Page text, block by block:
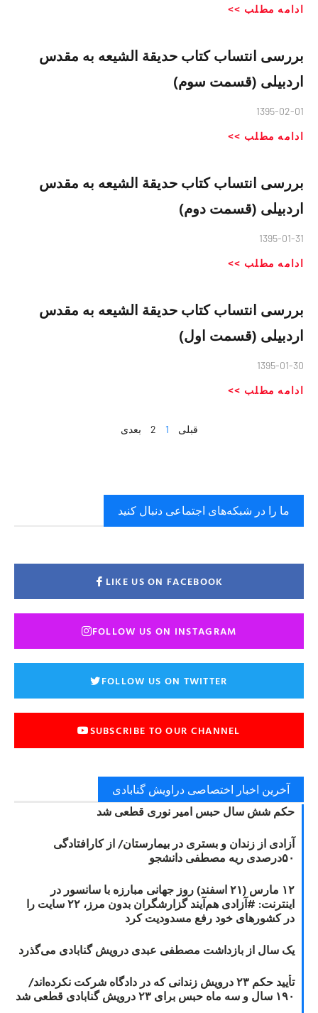
ادامه مطلب >>
بررسی انتساب کتاب حدیقة الشیعه به مقدس
اردبیلی (قسمت سوم)
1395-02-01
ادامه مطلب >>
بررسی انتساب کتاب حدیقة الشیعه به مقدس
اردبیلی (قسمت دوم)
1395-01-31
ادامه مطلب >>
بررسی انتساب کتاب حدیقة الشیعه به مقدس
اردبیلی (قسمت اول)
1395-01-30
ادامه مطلب >>
قبلی 1
2 بعدی
ما را در شبکه‌های اجتماعی دنبال کنید
LIKE US ON FACEBOOK
FOLLOW US ON INSTAGRAM
FOLLOW US ON TWITTER
SUBSCRIBE TO OUR CHANNEL
آخرین اخبار اختصاصی دراویش گنابادی
حکم شش سال حبس امیر نوری قطعی شد
آزادی از زندان و بستری در بیمارستان/ از کارافتادگی
۵۰درصدی ریه مصطفی دانشجو
۱۲ مارس (۲۱ اسفند) روز جهانی مبارزه با سانسور در
اینترنت: #آزادی هم‌آیند گزارشگران‌ بدون مرز، ۲۲ سایت را
در کشورهای خود رفع مسدودیت کرد
یک سال از بازداشت مصطفی عبدی درویش گنابادی می‌گذرد
تأیید حکم ۲۳ درویش زندانی که در دادگاه شرکت نکرده‌اند/
۱۹۰ سال و سه ماه حبس برای ۲۳ درویش گنابادی قطعی شد